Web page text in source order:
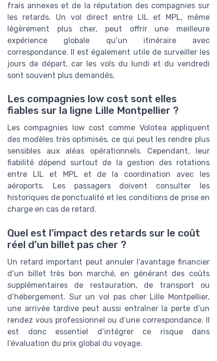
frais annexes et de la réputation des compagnies sur
les retards. Un vol direct entre LIL et MPL, même
légèrement plus cher, peut offrir une meilleure
expérience globale qu’un itinéraire avec
correspondance. Il est également utile de surveiller les
jours de départ, car les vols du lundi et du vendredi
sont souvent plus demandés.
Les compagnies low cost sont elles
fiables sur la ligne Lille Montpellier ?
Les compagnies low cost comme Volotea appliquent
des modèles très optimisés, ce qui peut les rendre plus
sensibles aux aléas opérationnels. Cependant, leur
fiabilité dépend surtout de la gestion des rotations
entre LIL et MPL et de la coordination avec les
aéroports. Les passagers doivent consulter les
historiques de ponctualité et les conditions de prise en
charge en cas de retard.
Quel est l’impact des retards sur le coût
réel d’un billet pas cher ?
Un retard important peut annuler l’avantage financier
d’un billet très bon marché, en générant des coûts
supplémentaires de restauration, de transport ou
d’hébergement. Sur un vol pas cher Lille Montpellier,
une arrivée tardive peut aussi entraîner la perte d’un
rendez vous professionnel ou d’une correspondance. Il
est donc essentiel d’intégrer ce risque dans
l’évaluation du prix global du voyage.